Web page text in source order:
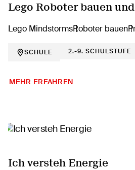
Lego Roboter bauen
Lego MindstormsRoboter bauen
SCHULE 2.-9. SCHULSTUFE
MEHR ERFAHREN
Ich versteh Energie